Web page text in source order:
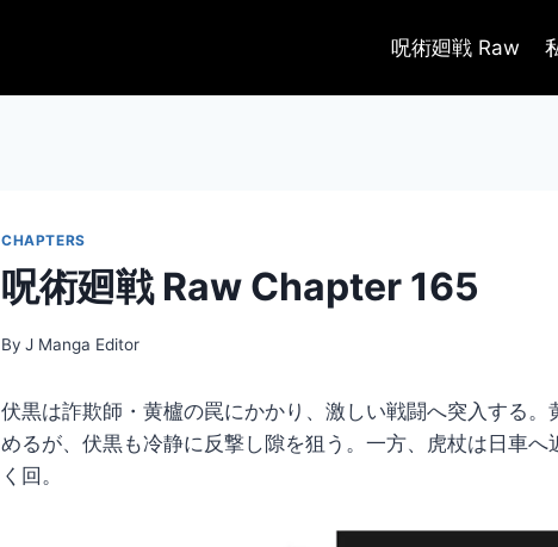
呪術廻戦 Raw
CHAPTERS
呪術廻戦 Raw Chapter 165
By J Manga Editor
伏黒は詐欺師・黄櫨の罠にかかり、激しい戦闘へ突入する
めるが、伏黒も冷静に反撃し隙を狙う。一方、虎杖は日車
く回。